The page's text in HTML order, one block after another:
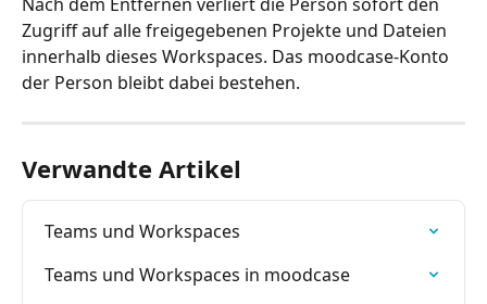
Zugriff auf alle freigegebenen Projekte und Dateien
innerhalb dieses Workspaces. Das moodcase-Konto
der Person bleibt dabei bestehen.
Verwandte Artikel
Teams und Workspaces
Teams und Workspaces in moodcase